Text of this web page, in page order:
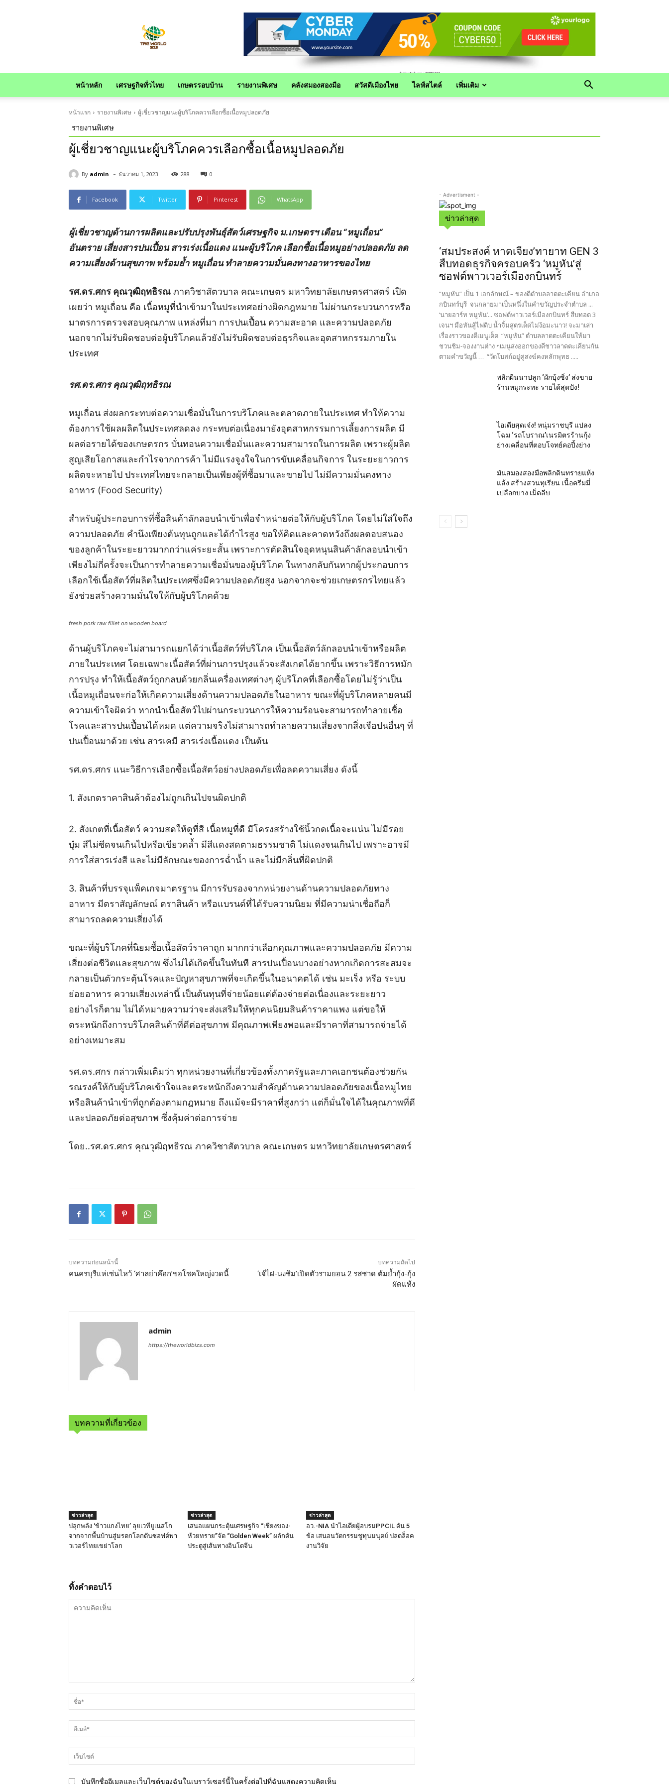
หน้าหลัก เศรษฐกิจทั่วไทย เกษตรรอบบ้าน รายงานพิเศษ คลังสมองสองมือ สวัสดีเมืองไทย ไลฟ์สไตล์ เพิ่มเติม
หน้าแรก รายงานพิเศษ ผู้เชี่ยวชาญแนะผู้บริโภคควรเลือกซื้อเนื้อหมูปลอดภัย
รายงานพิเศษ
ผู้เชี่ยวชาญแนะผู้บริโภคควรเลือกซื้อเนื้อหมูปลอดภัย
By admin - ธันวาคม 1, 2023 288 0
Facebook Twitter Pinterest WhatsApp
ผู้เชี่ยวชาญด้านการผลิตและปรับปรุงพันธุ์สัตว์เศรษฐกิจ ม.เกษตรฯ เตือน “หมูเถื่อน“
อันตราย เสี่ยงสารปนเปื้อน สารเร่งเนื้อแดง แนะผู้บริโภค เลือกซื้อเนื้อหมูอย่างปลอดภัย ลด
ความเสี่ยงด้านสุขภาพ พร้อมย้ำ หมูเถื่อน ทำลายความมั่นคงทางอาหารของไทย
รศ.ดร.ศกร คุณวุฒิฤทธิรณ ภาควิชาสัตวบาล คณะเกษตร มหาวิทยาลัยเกษตรศาสตร์ เปิด
เผยว่า หมูเถื่อน คือ เนื้อหมูที่นำเข้ามาในประเทศอย่างผิดกฎหมาย ไม่ผ่านกระบวนการหรือ
มาตรการตรวจสอบคุณภาพ แหล่งที่มา การปนเปื้อน ความสะอาด และความปลอดภัย
นอกจากไม่รับผิดชอบต่อผู้บริโภคแล้วยังไม่รับผิดชอบต่อธุรกิจและอุตสาหกรรมภายใน
ประเทศ
รศ.ดร.ศกร คุณวุฒิฤทธิรณ
หมูเถื่อน ส่งผลกระทบต่อความเชื่อมั่นในการบริโภคและตลาดภายในประเทศ ทำให้ความ
ต้องการใช้ผลผลิตในประเทศลดลง กระทบต่อเนื่องมายังอุตสาหกรรมการเลี้ยงการผลิต มี
ผลต่อรายได้ของเกษตรกร บั่นทอนความเชื่อมั่นและความสามารถในการผลิต เพราะผู้ผลิต
สูญเสียโอกาสและกำไรจากการค้า ไม่มีแรงจูงใจในการขับเคลื่อนกิจการ ในระยะยาวการ
ผลิตจะหายไป ประเทศไทยจะกลายเป็นเพียงผู้ที่ซื้อมาและขายไป ไม่มีความมั่นคงทาง
อาหาร (Food Security)
สำหรับผู้ประกอบการที่ซื้อสินค้าลักลอบนำเข้าเพื่อจำหน่ายต่อให้กับผู้บริโภค โดยไม่ใส่ใจถึง
ความปลอดภัย คำนึงเพียงต้นทุนถูกและได้กำไรสูง ขอให้คิดและคาดหวังถึงผลตอบสนอง
ของลูกค้าในระยะยาวมากกว่าแค่ระยะสั้น เพราะการตัดสินใจอุดหนุนสินค้าลักลอบนำเข้า
เพียงไม่กี่ครั้งจะเป็นการทำลายความเชื่อมั่นของผู้บริโภค ในทางกลับกันหากผู้ประกอบการ
เลือกใช้เนื้อสัตว์ที่ผลิตในประเทศซึ่งมีความปลอดภัยสูง นอกจากจะช่วยเกษตรกรไทยแล้ว
ยังช่วยสร้างความมั่นใจให้กับผู้บริโภคด้วย
fresh pork raw fillet on wooden board
ด้านผู้บริโภคจะไม่สามารถแยกได้ว่าเนื้อสัตว์ที่บริโภค เป็นเนื้อสัตว์ลักลอบนำเข้าหรือผลิต
ภายในประเทศ โดยเฉพาะเนื้อสัตว์ที่ผ่านการปรุงแล้วจะสังเกตได้ยากขึ้น เพราะวิธีการหมัก
การปรุง ทำให้เนื้อสัตว์ถูกกลบด้วยกลิ่นเครื่องเทศต่างๆ ผู้บริโภคที่เลือกซื้อโดยไม่รู้ว่าเป็น
เนื้อหมูเถื่อนจะก่อให้เกิดความเสี่ยงด้านความปลอดภัยในอาหาร ขณะที่ผู้บริโภคหลายคนมี
ความเข้าใจผิดว่า หากนำเนื้อสัตว์ไปผ่านกระบวนการให้ความร้อนจะสามารถทำลายเชื้อ
โรคและสารปนเปื้อนได้หมด แต่ความจริงไม่สามารถทำลายความเสี่ยงจากสิ่งเจือปนอื่นๆ ที่
ปนเปื้อนมาด้วย เช่น สารเคมี สารเร่งเนื้อแดง เป็นต้น
รศ.ดร.ศกร แนะวิธีการเลือกซื้อเนื้อสัตว์อย่างปลอดภัยเพื่อลดความเสี่ยง ดังนี้
1. สังเกตราคาสินค้าต้องไม่ถูกเกินไปจนผิดปกติ
2. สังเกตที่เนื้อสัตว์ ความสดให้ดูที่สี เนื้อหมูที่ดี มีโครงสร้างใช้นิ้วกดเนื้อจะแน่น ไม่มีรอย
บุ๋ม สีไม่ซีดจนเกินไปหรือเขียวคล้ำ มีสีแดงสดตามธรรมชาติ ไม่แดงจนเกินไป เพราะอาจมี
การใส่สารเร่งสี และไม่มีลักษณะของการฉ่ำน้ำ และไม่มีกลิ่นที่ผิดปกติ
3. สินค้าที่บรรจุแพ็คเกจมาตรฐาน มีการรับรองจากหน่วยงานด้านความปลอดภัยทาง
อาหาร มีตราสัญลักษณ์ ตราสินค้า หรือแบรนด์ที่ได้รับความนิยม ที่มีความน่าเชื่อถือก็
สามารถลดความเสี่ยงได้
ขณะที่ผู้บริโภคที่นิยมซื้อเนื้อสัตว์ราคาถูก มากกว่าเลือกคุณภาพและความปลอดภัย มีความ
เสี่ยงต่อชีวิตและสุขภาพ ซึ่งไม่ได้เกิดขึ้นในทันที สารปนเปื้อนบางอย่างหากเกิดการสะสมจะ
กลายเป็นตัวกระตุ้นโรคและปัญหาสุขภาพที่จะเกิดขึ้นในอนาคตได้ เช่น มะเร็ง หรือ ระบบ
ย่อยอาหาร ความเสี่ยงเหล่านี้ เป็นต้นทุนที่จ่ายน้อยแต่ต้องจ่ายต่อเนื่องและระยะยาว
อย่างไรก็ตาม ไม่ได้หมายความว่าจะส่งเสริมให้ทุกคนนิยมสินค้าราคาแพง แต่ขอให้
ตระหนักถึงการบริโภคสินค้าที่ดีต่อสุขภาพ มีคุณภาพเพียงพอและมีราคาที่สามารถจ่ายได้
อย่างเหมาะสม
รศ.ดร.ศกร กล่าวเพิ่มเติมว่า ทุกหน่วยงานที่เกี่ยวข้องทั้งภาครัฐและภาคเอกชนต้องช่วยกัน
รณรงค์ให้กับผู้บริโภคเข้าใจและตระหนักถึงความสำคัญด้านความปลอดภัยของเนื้อหมูไทย
หรือสินค้านำเข้าที่ถูกต้องตามกฎหมาย ถึงแม้จะมีราคาที่สูงกว่า แต่ก็มั่นใจได้ในคุณภาพที่ดี
และปลอดภัยต่อสุขภาพ ซึ่งคุ้มค่าต่อการจ่าย
โดย..รศ.ดร.ศกร คุณวุฒิฤทธิรณ ภาควิชาสัตวบาล คณะเกษตร มหาวิทยาลัยเกษตรศาสตร์
บทความก่อนหน้านี้
คนครบุรีแห่เซ่นไหว้ ‘ศาลย่าค๊อก’ขอโชคใหญ่งวดนี้
บทความถัดไป
‘เจ๊ไฝ-นงชิม’เปิดตัวรามยอน 2 รสชาด ต้มย้ำกุ้ง-กุ้ง
ผัดแห้ง
admin
https://theworldbizs.com
บทความที่เกี่ยวข้อง
ข่าวล่าสุด
ปลุกพลัง ‘ข้าวแกงไทย’ ลุยเวทียูเนสโก
จากจากพื้นบ้านสู่มรดกโลกดันซอฟต์พา
วเวอร์ไทยเขย่าโลก
ข่าวล่าสุด
เสนอแผนกระตุ้นเศรษฐกิจ “เชียงของ-
ห้วยทราย”จัด “Golden Week” ผลักดัน
ประตูสู่เส้นทางอินโดจีน
ข่าวล่าสุด
อว.-NIA นำไอเดียผู้อบรมPPCIL ดัน 5
ข้อ เสนอนวัตกรรมชูทุนมนุตย์ ปลดล็อค
งานวิจัย
ทิ้งคำตอบไว้
คิด
เห็น
บันทึกชื่ออีเมลและเว็บไซต์ของฉันในเบราว์เซอร์นี้ในครั้งต่อไปที่ฉันแสดงความคิดเห็น
- Advertisment -
ข่าวล่าสุด
‘สมประสงค์ หาดเจียง’ทายาท GEN 3
สืบทอดธุรกิจครอบครัว ‘หมูหัน’สู่
ซอฟต์พาวเวอร์เมืองกบินทร์
“หมูหัน” เป็น 1 เอกลักษณ์ – ของดีตำบลลาดตะเคียน อำเภอ
กบินทร์บุรี จนกลายมาเป็นหนึ่งในคำขวัญประจำตำบล ...
‘นายอาร์ท หมูหัน’... ซอฟต์พาวเวอร์เมืองกบินทร์ สืบทอด 3
เจนฯ มือหันสู้ไฟดิบ น้ำจิ้มสูตรเด็ดไม่ง้อมะนาว! จะมาเล่า
เรื่องราวของดีเมนูเด็ด “หมูหัน” ตำบลลาดตะเคียนให้มา
ชวนชิม-จองงานต่าง ๆเมนูส่งออกของดีชาวลาดตะเคียนกัน
ตามคำขวัญนี้ … “วัดโบสถ์อยู่คู่สงฆ์คงหลักพุทธ .....
พลิกผืนนาปลูก ‘ผักบุ้งซิ่ง’ ส่งขาย
ร้านหมูกระทะ รายได้สุดปัง!
ไอเดียสุดเจ๋ง! หนุ่มราชบุรี แปลง
โฉม ‘รถโบราณ’เนรมิตรร้านกุ้ง
ย่างเคลื่อนที่ตอบโจทย์คอปิ้งย่าง
มันสมองสองมือพลิกดินทรายแห้ง
แล้ง สร้างสวนทุเรียน เนื้อครีมมี่
เปลือกบาง เม็ดลีบ